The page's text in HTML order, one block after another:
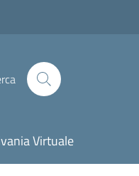
Virtuale